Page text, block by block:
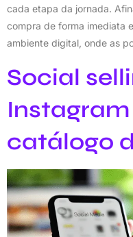
cada etapa da jornada.
compra de forma imediata
ambiente digital, onde as
Social
catálogo